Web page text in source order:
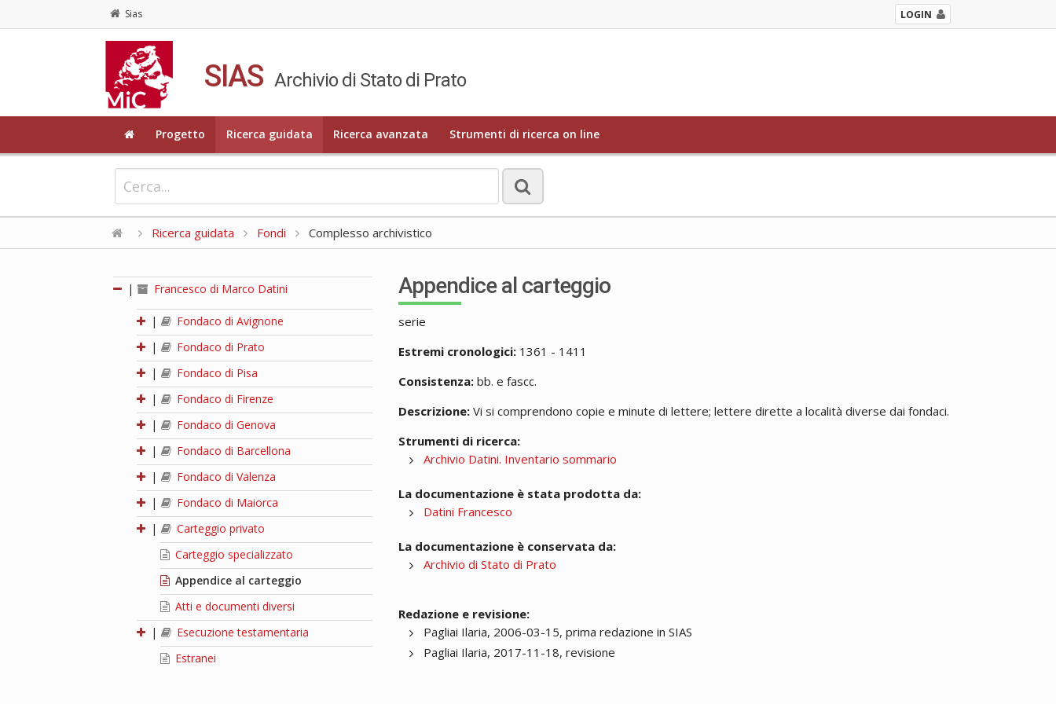
Sias LOGIN
SIAS Archivio di Stato di Prato
Progetto Ricerca guidata Ricerca avanzata Strumenti di ricerca on line
Ricerca guidata Fondi Complesso archivistico
| Francesco di Marco Datini
|
Fondaco di Avignone
|
Fondaco di Prato
|
Fondaco di Pisa
|
Fondaco di Firenze
|
Fondaco di Genova
|
Fondaco di Barcellona
|
Fondaco di Valenza
|
Fondaco di Maiorca
|
Carteggio privato
Carteggio specializzato
Appendice al carteggio
Atti e documenti diversi
|
Esecuzione testamentaria
Estranei
Appendice al carteggio
serie
Estremi cronologici: 1361 - 1411
Consistenza: bb. e fascc.
Descrizione: Vi si comprendono copie e minute di lettere; lettere dirette a località diverse dai fondaci.
Strumenti di ricerca:
Archivio Datini. Inventario sommario
La documentazione è stata prodotta da:
Datini Francesco
La documentazione è conservata da:
Archivio di Stato di Prato
Redazione e revisione:
Pagliai Ilaria, 2006-03-15, prima redazione in SIAS
Pagliai Ilaria, 2017-11-18, revisione